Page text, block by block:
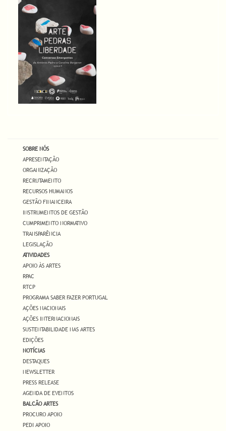
SOBRE NÓS
APRESENTAÇÃO
ORGANIZAÇÃO
RECRUTAMENTO
RECURSOS HUMANOS
GESTÃO FINANCEIRA
INSTRUMENTOS DE GESTÃO
CUMPRIMENTO NORMATIVO
TRANSPARÊNCIA
LEGISLAÇÃO
ATIVIDADES
APOIO ÀS ARTES
RPAC
RTCP
PROGRAMA SABER FAZER PORTUGAL
AÇÕES NACIONAIS
AÇÕES INTERNACIONAIS
SUSTENTABILIDADE NAS ARTES
EDIÇÕES
NOTÍCIAS
DESTAQUES
NEWSLETTER
PRESS RELEASE
AGENDA DE EVENTOS
BALCÃO ARTES
PROCURO APOIO
PEDI APOIO